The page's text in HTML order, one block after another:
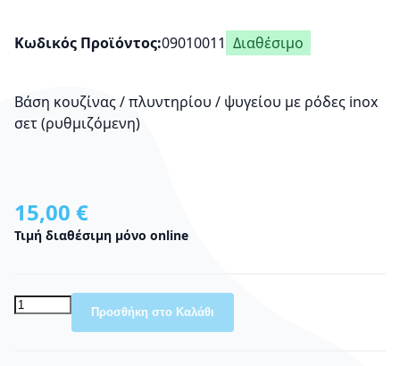
Κωδικός Προϊόντος 09010011 Διαθέσιμο
Βάση κουζίνας / πλυντηρίου / ψυγείου με ρόδες inox
σετ (ρυθμιζόμενη)
15,00 €
Τιμή διαθέσιμη μόνο online
Προσθήκη στο Καλάθι